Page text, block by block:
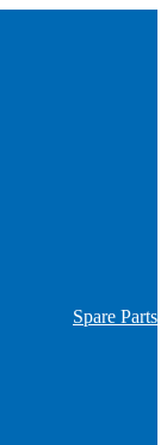
Spare Parts